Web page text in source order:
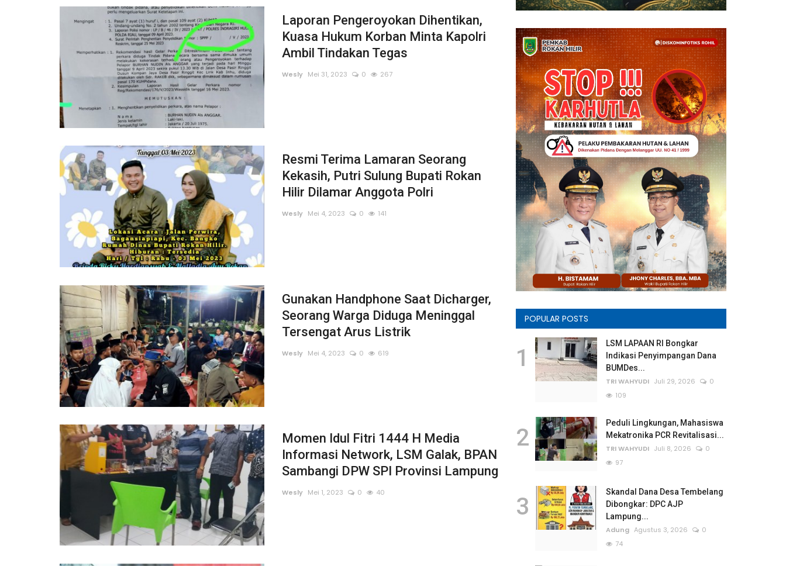
Laporan Pengeroyokan Dihentikan,
Kuasa Hukum Korban Minta Kapolri
Ambil Tindakan Tegas
Wesly Mei 31, 2023 0 267
Resmi Terima Lamaran Seorang
Kekasih, Putri Sulung Bupati Rokan
Hilir Dilamar Anggota Polri
Wesly Mei 4, 2023 0 141
Gunakan Handphone Saat Dicharger,
Seorang Warga Diduga Meninggal
Tersengat Arus Listrik
Wesly Mei 4, 2023 0 619
Momen Idul Fitri 1444 H Media
Informasi Network, LSM Galak, BPAN
Sambangi DPW SPI Provinsi Lampung
Wesly Mei 1, 2023 0 40
POPULAR POSTS
1
LSM LAPAAN RI Bongkar
Indikasi Penyimpangan Dana
BUMDes...
TRI WAHYUDI Juli 29, 2026
0
109
2
Peduli Lingkungan, Mahasiswa
Mekatronika PCR Revitalisasi...
TRI WAHYUDI Juli 8, 2026
0
97
3
Skandal Dana Desa Tembelang
Dibongkar: DPC AJP
Lampung...
Adung Agustus 3, 2026
0
74